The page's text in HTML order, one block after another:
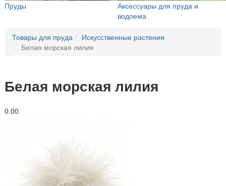
Пруды
Аксессуары для пруда и
водоема
Товары для пруда
Искусственные растения
Белая морская лилия
Белая морская лилия
0.00